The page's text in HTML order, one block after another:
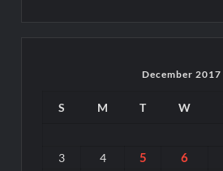
December 2017
S M T W
3 4 5 6